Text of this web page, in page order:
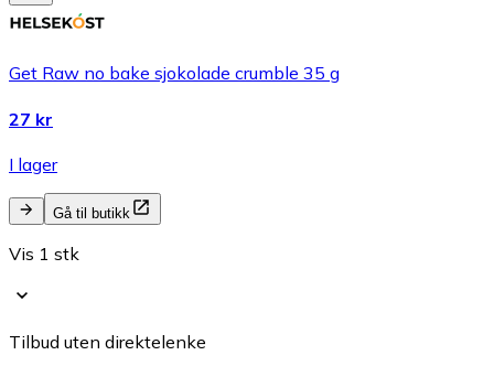
Get Raw no bake sjokolade crumble 35 g
27 kr
I lager
Gå til butikk
Vis 1 stk
Tilbud uten direktelenke